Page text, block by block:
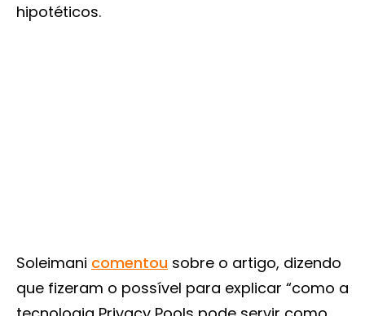
hipotéticos.
Soleimani comentou sobre o artigo, dizendo
que fizeram o possível para explicar “como a